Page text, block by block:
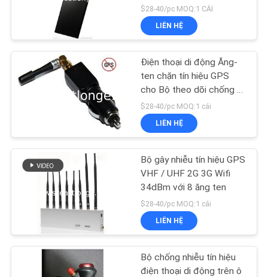
CHÚNG
TÔI
TIN
CÁC
TRƯỜNG
HỢP
CẦU
BÁO
Bộ gây nhiễu tín hiệu
GPS
74
Điều khiển từ xa gây
nhiễu
39
1600MHZ
$28-40/pc MOQ:1 CÁI
LIÊN HỆ
Điện thoại di động Ăng-
ten chặn tín hiệu GPS
cho Bộ theo dõi chống ô
tô
$28-40/pc MOQ:1 cái
LIÊN HỆ
Bộ gây nhiễu tín hiệu GPS
VHF / UHF 2G 3G Wifi
34dBm với 8 ăng ten
$28-40/pc MOQ:1 cái
LIÊN HỆ
Bộ chống nhiễu tín hiệu
điện thoại di động trên ô